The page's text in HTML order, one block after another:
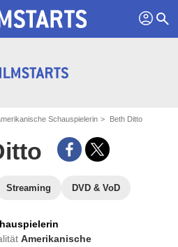
profil search
Schauspielerin Beth Ditto
Streaming DVD & VoD
Amerikanische